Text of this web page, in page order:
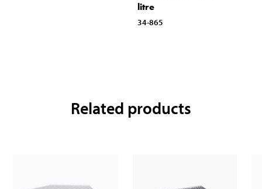
litre
34-865
Related products